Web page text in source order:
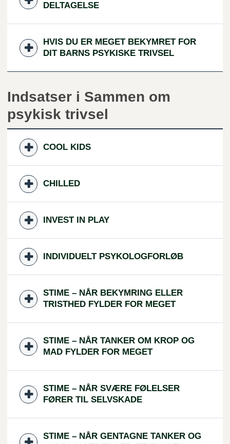
DELTAGELSE
HVIS DU ER MEGET BEKYMRET FOR
DIT BARNS PSYKISKE TRIVSEL
Indsatser i Sammen om
psykisk trivsel
COOL KIDS
CHILLED
INVEST IN PLAY
INDIVIDUELT PSYKOLOGFORLØB
STIME – NÅR BEKYMRING ELLER
TRISTHED FYLDER FOR MEGET
STIME – NÅR TANKER OM KROP OG
MAD FYLDER FOR MEGET
STIME – NÅR SVÆRE FØLELSER
FØRER TIL SELVSKADE
STIME – NÅR GENTAGNE TANKER OG